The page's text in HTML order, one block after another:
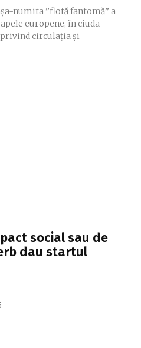
numita ”flotă fantomă” a
europene, în ciuda
circulația și
social sau de
dau startul